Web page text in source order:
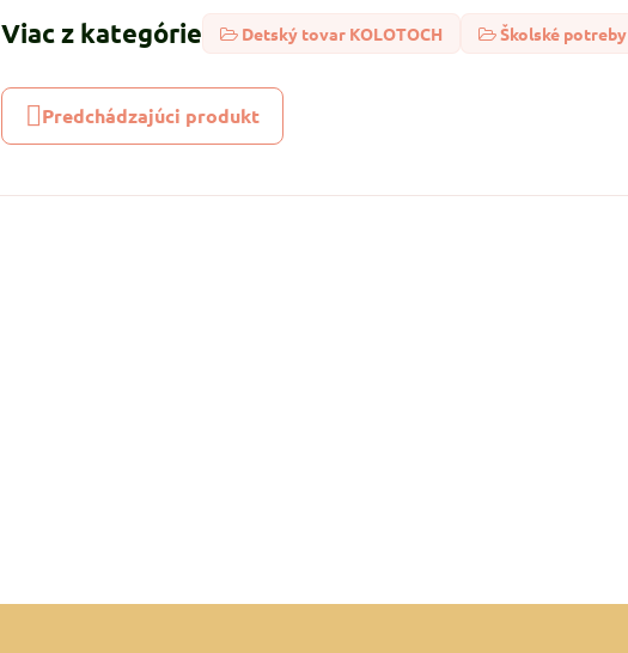
Viac z kategórie Detský tovar KOLOTOCH Školské potreby
Predchádzajúci produkt